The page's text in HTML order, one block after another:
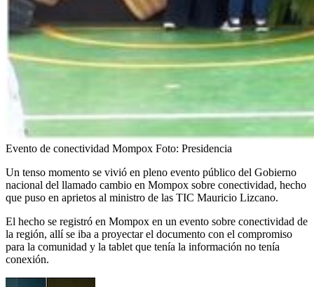
Evento de conectividad Mompox Foto: Presidencia
Un tenso momento se vivió en pleno evento público del Gobierno
nacional del llamado cambio en Mompox sobre conectividad, hecho
que puso en aprietos al ministro de las TIC Mauricio Lizcano.
El hecho se registró en Mompox en un evento sobre conectividad de
la región, allí se iba a proyectar el documento con el compromiso
para la comunidad y la tablet que tenía la información no tenía
conexión.